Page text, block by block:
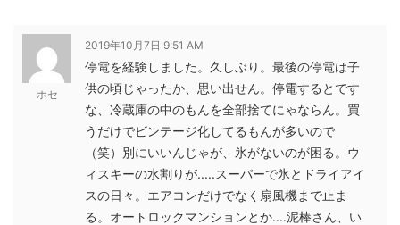
ホセ
2019年10月7日 9:51 AM
停電を経験しました。久しぶり。最後の停電は子
供の頃じゃったか、思い出せん。停電するとです
な、冷蔵庫の中のもんを全部捨てにゃならん。買
うだけでビンテージ化してるもんが多いので
（笑）別にいいんじゃが、氷がないのが困る。ウ
ィスキーの水割りが.....スーパーで氷とドライアイ
スの日々。エアコンだけでなく扇風機まで止ま
る。オートロックマンションとか....泥棒さん、い